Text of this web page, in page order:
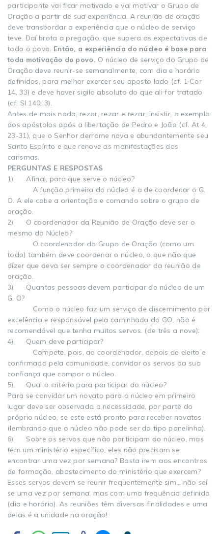
participante vai ficar motivado e vai motivar o Grupo de
Oração a partir de sua experiência. A reunião de oração
deve transbordar a experiência que o núcleo de serviço
teve. Daí brota a pregação, que supera as expectativas de
todo o povo. Então, a experiência do núcleo é base para
toda motivação do povo. O núcleo de serviço do Grupo de
Oração deve reunir-se semanalmente, com dia e horário
definidos, para melhor exercer seu aposto lado (cf. 1 Cor
14, 33) e deve haver sigilo absoluto do que ali for tratado
(cf. SI 140, 3).
Antes de mais nada, rezar, rezar e rezar; insistir, a exemplo
dos apóstolos após a libertação de Pedro e João (cf. At 4,
23-31), que o Senhor derrame nova e abundantemente seu
Santo Espírito e que renove as manifestações dos
carismas.
PERGUNTAS E RESPOSTAS
1) Afinal, para que serve o núcleo?
A função primeira do núcleo é a de coordenar o G.
O. A ele cabe a orientação e comando sobre o grupo de
oração.
2) O coordenador da Reunião de Oração deve ser o
mesmo do Núcleo?
O coordenador do Grupo de Oração (como um
todo) também deve coordenar o núcleo, o que não que
dizer que deva ser sempre o coordenador da reunião de
oração.
3) Quantas pessoas devem participar do núcleo de um
G. O?
Como o núcleo faz um serviço de discernimento por
excelência e responsável pela caminhada do GO, não é
recomendável que tenha muitos servos. (de três a nove).
4) Quem deve participar?
Compete, pois, ao coordenador, depois de eleito e
confirmado pela comunidade, convidar os servos da sua
confiança que compor o núcleo.
5) Qual o critério para participar do núcleo?
Para se convidar um novato para o núcleo em primeiro
lugar deve ser observada a necessidade, por parte do
próprio núcleo, se este está pronto para receber novatos
(lembrando que o núcleo não pode ser do tipo panelinha).
6) Sobre os servos que não participam do núcleo, mas
tem um ministério específico, eles não precisam se
encontrar uma vez por semana? Basta irem aos encontros
de formação, abastecimento do ministério que exercem?
Esses servos devem se reunir frequentemente sim… não sei
se uma vez por semana, mas com uma frequência definida
(dia e horário). As reuniões têm diversas finalidades e uma
delas é a unidade na oração!